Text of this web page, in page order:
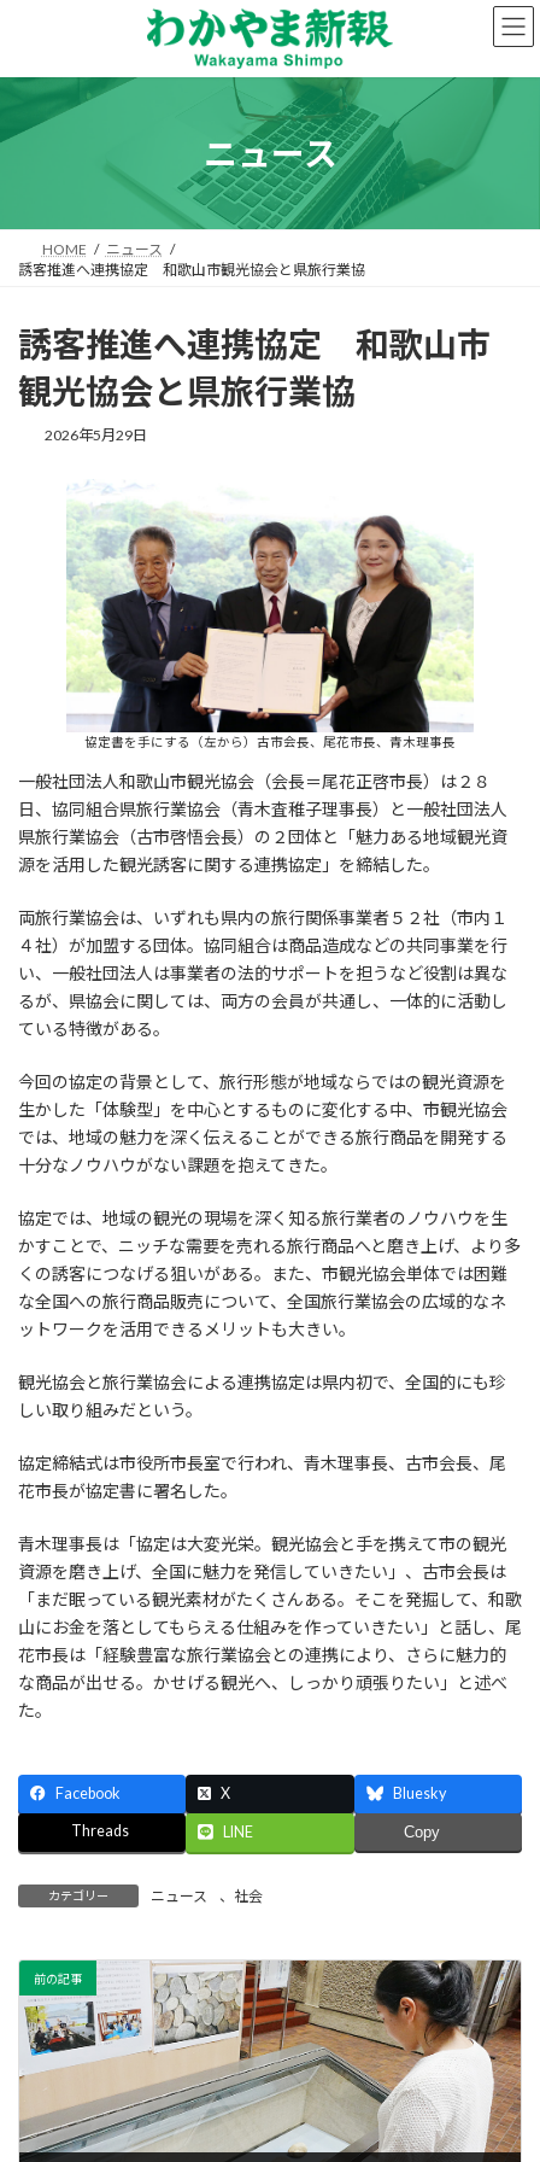
ン
へ
プ
ー
ョ
動
ニュース
HOME
ニュース
誘客推進へ連携協定 和歌山市観光協会と県旅行業協
誘客推進へ連携協定 和歌山市
観光協会と県旅行業協
2026年5月29日
協定書を手にする（左から）古市会長、尾花市長、青木理事長
一般社団法人和歌山市観光協会（会長＝尾花正啓市長）は２８
日、協同組合県旅行業協会（青木査稚子理事長）と一般社団法人
県旅行業協会（古市啓悟会長）の２団体と「魅力ある地域観光資
源を活用した観光誘客に関する連携協定」を締結した。
両旅行業協会は、いずれも県内の旅行関係事業者５２社（市内１
４社）が加盟する団体。協同組合は商品造成などの共同事業を行
い、一般社団法人は事業者の法的サポートを担うなど役割は異な
るが、県協会に関しては、両方の会員が共通し、一体的に活動し
ている特徴がある。
今回の協定の背景として、旅行形態が地域ならではの観光資源を
生かした「体験型」を中心とするものに変化する中、市観光協会
では、地域の魅力を深く伝えることができる旅行商品を開発する
十分なノウハウがない課題を抱えてきた。
協定では、地域の観光の現場を深く知る旅行業者のノウハウを生
かすことで、ニッチな需要を売れる旅行商品へと磨き上げ、より多
くの誘客につなげる狙いがある。また、市観光協会単体では困難
な全国への旅行商品販売について、全国旅行業協会の広域的なネ
ットワークを活用できるメリットも大きい。
観光協会と旅行業協会による連携協定は県内初で、全国的にも珍
しい取り組みだという。
協定締結式は市役所市長室で行われ、青木理事長、古市会長、尾
花市長が協定書に署名した。
青木理事長は「協定は大変光栄。観光協会と手を携えて市の観光
資源を磨き上げ、全国に魅力を発信していきたい」、古市会長は
「まだ眠っている観光素材がたくさんある。そこを発掘して、和歌
山にお金を落としてもらえる仕組みを作っていきたい」と話し、尾
花市長は「経験豊富な旅行業協会との連携により、さらに魅力的
な商品が出せる。かせげる観光へ、しっかり頑張りたい」と述べ
た。
Facebook X Bluesky
Threads LINE Copy
カテゴリー ニュース 、 社会
前の記事